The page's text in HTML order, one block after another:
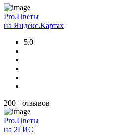
Pro.Цветы
на Яндекс.Картах
5.0
200+ отзывов
Pro.Цветы
на 2ГИС